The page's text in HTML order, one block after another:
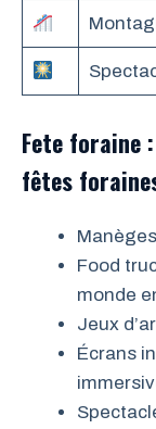
Fete foraine
fêtes
Food
monde
Jeux
Écrans